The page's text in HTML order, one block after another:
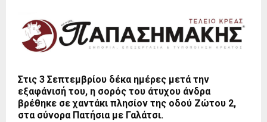
Στις 3 Σεπτεμβρίου δέκα ημέρες μετά την
εξαφάνισή του, η σορός του άτυχου άνδρα
βρέθηκε σε χαντάκι πλησίον της οδού Ζώτου 2,
στα σύνορα Πατήσια με Γαλάτσι.